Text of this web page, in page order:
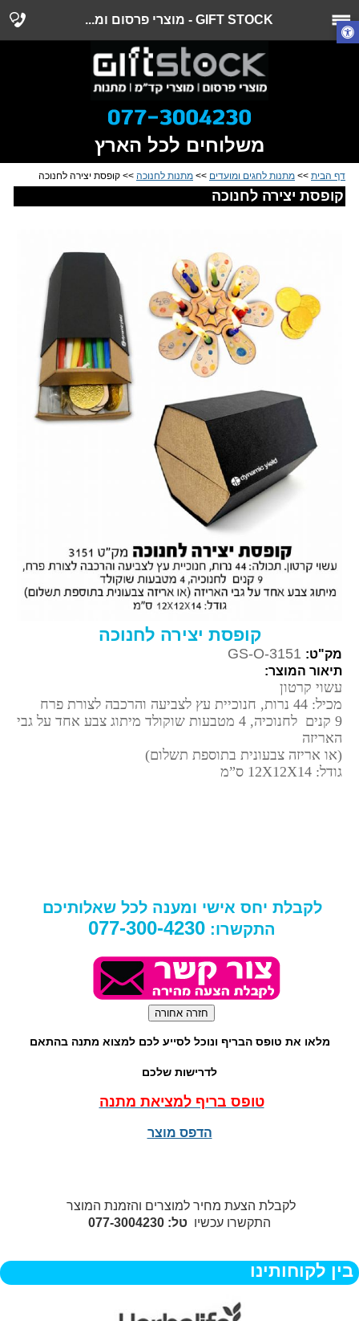
GIFT STOCK - מוצרי פרסום ומ...
משלוחים לכל הארץ
דף הבית >> מתנות לחגים ומועדים >> מתנות לחנוכה >> קופסת יצירה לחנוכה
קופסת יצירה לחנוכה
קופסת יצירה לחנוכה
מק"ט: GS-O-3151
תיאור המוצר:
עשוי קרטון
מכיל: 44 נרות, חנוכיית עץ לצביעה והרכבה לצורת פרח
9 קנים לחנוכיה, 4 מטבעות שוקולד מיתוג צבע אחד על גבי
האריזה
(או אריזה צבעונית בתוספת תשלום)
גודל: 12X12X14 ס”מ
לקבלת יחס אישי ומענה לכל שאלותיכם
התקשרו: 077-300-4230
מלאו את טופס הבריף ונוכל לסייע לכם למצוא מתנה בהתאם
לדרישות שלכם
טופס בריף למציאת מתנה
הדפס מוצר
לקבלת הצעת מחיר למוצרים והזמנת המוצר
התקשרו עכשיו טל: 077-3004230
בין לקוחותינו